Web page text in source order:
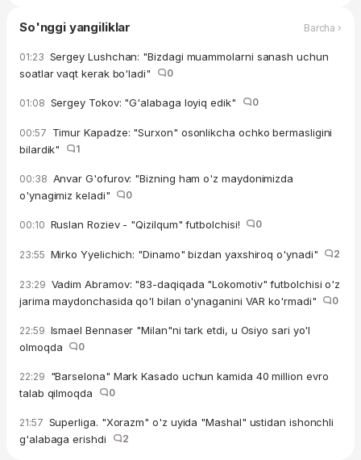
So'nggi yangiliklar Barcha ›
01:23 Sergey Lushchan: "Bizdagi muammolarni sanash uchun
soatlar vaqt kerak bo'ladi"
0
01:08 Sergey Tokov: "G'alabaga loyiq edik" 0
00:57 Timur Kapadze: "Surxon" osonlikcha ochko bermasligini
bilardik"
1
00:38 Anvar G'ofurov: "Bizning ham o'z maydonimizda
o'ynagimiz keladi"
0
00:10 Ruslan Roziev - "Qizilqum" futbolchisi! 0
23:55 Mirko Yyelichich: "Dinamo" bizdan yaxshiroq o'ynadi" 2
23:29 Vadim Abramov: "83-daqiqada "Lokomotiv" futbolchisi o'z
jarima maydonchasida qo'l bilan o'ynaganini VAR ko'rmadi"
0
22:59 Ismael Bennaser "Milan"ni tark etdi, u Osiyo sari yo'l
olmoqda
0
22:29 "Barselona" Mark Kasado uchun kamida 40 million evro
talab qilmoqda
0
21:57 Superliga. "Xorazm" o'z uyida "Mashal" ustidan ishonchli
g'alabaga erishdi
2